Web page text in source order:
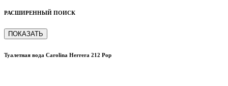
РАСШИРЕННЫЙ ПОИСК
ПОКАЗАТЬ
Туалетная вода Carolina Herrera 212 Pop